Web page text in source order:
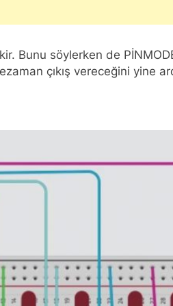
Bunu söylerken de
çıkış vereceğini yine